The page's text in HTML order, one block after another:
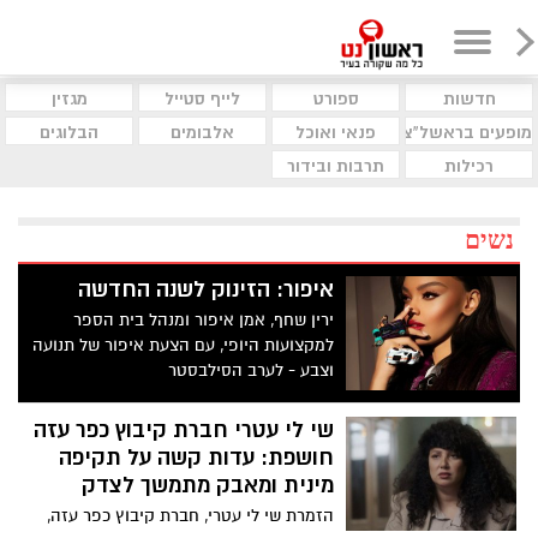
חדשות ספורט לייף סטייל
מגזין
מופעים בראשל"צ
פנאי ואוכל אלבומים
הבלוגים
רכילות
תרבות ובידור
נשים
איפור: הזינוק לשנה החדשה
ירין שחף, אמן איפור ומנהל בית הספר
למקצועות היופי, עם הצעת איפור של תנועה
וצבע - לערב הסילבסטר
שי לי עטרי חברת קיבוץ כפר עזה
חושפת: עדות קשה על תקיפה
מינית ומאבק מתמשך לצדק
הזמרת שי לי עטרי, חברת קיבוץ כפר עזה,